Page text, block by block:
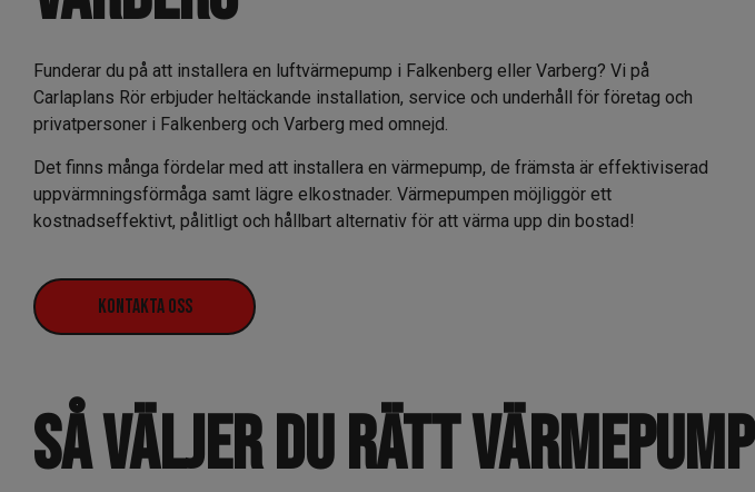
Funderar du på att installera en luftvärmepump i Falkenberg eller Varberg? Vi på
Carlaplans Rör erbjuder heltäckande installation, service och underhåll för företag och
privatpersoner i Falkenberg och Varberg med omnejd.
Det finns många fördelar med att installera en värmepump, de främsta är effektiviserad
uppvärmningsförmåga samt lägre elkostnader. Värmepumpen möjliggör ett
kostnadseffektivt, pålitligt och hållbart alternativ för att värma upp din bostad!
Kontakta oss
så väljer du rätt värmepump